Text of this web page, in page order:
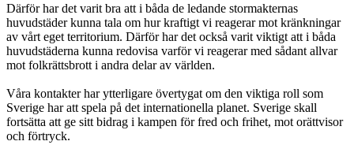
Därför har det varit bra att i båda de ledande stormakternas
huvudstäder kunna tala om hur kraftigt vi reagerar mot kränkningar
av vårt eget territorium. Därför har det också varit viktigt att i båda
huvudstäderna kunna redovisa varför vi reagerar med sådant allvar
mot folkrättsbrott i andra delar av världen.
Våra kontakter har ytterligare övertygat om den viktiga roll som
Sverige har att spela på det internationella planet. Sverige skall
fortsätta att ge sitt bidrag i kampen för fred och frihet, mot orättvisor
och förtryck.